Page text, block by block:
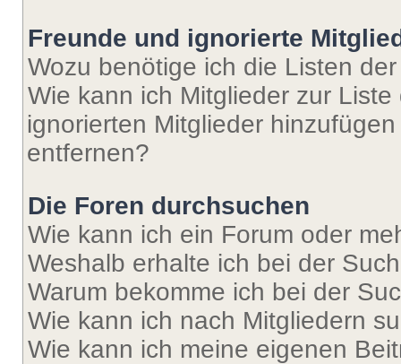
Freunde und ignorierte
Wozu benötige ich die Listen
Wie kann ich Mitglieder zur
ignorierten Mitglieder
entfernen?
Die Foren durchsuchen
Wie kann ich ein Forum oder
Weshalb erhalte ich bei der
Warum bekomme ich bei der
Wie kann ich nach Mitgliedern
Wie kann ich meine eigenen